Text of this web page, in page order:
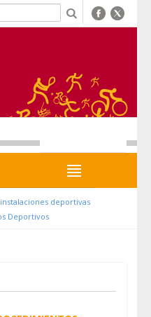
deportivas
Deportivos